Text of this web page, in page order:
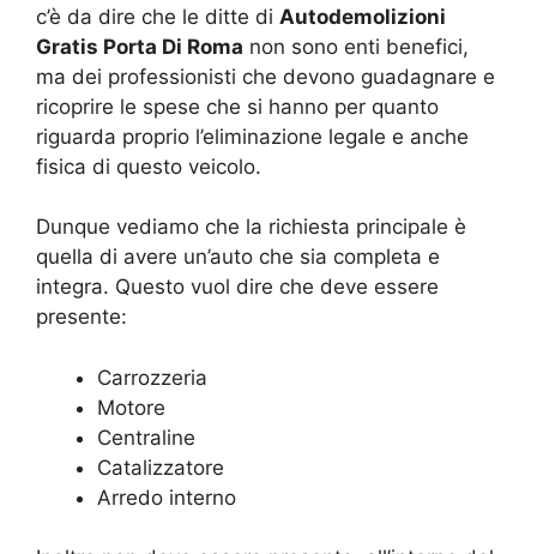
c’è da dire che le ditte di Autodemolizioni
Gratis Porta Di Roma non sono enti benefici,
ma dei professionisti che devono guadagnare e
ricoprire le spese che si hanno per quanto
riguarda proprio l’eliminazione legale e anche
fisica di questo veicolo.
Dunque vediamo che la richiesta principale è
quella di avere un’auto che sia completa e
integra. Questo vuol dire che deve essere
presente:
Carrozzeria
Motore
Centraline
Catalizzatore
Arredo interno